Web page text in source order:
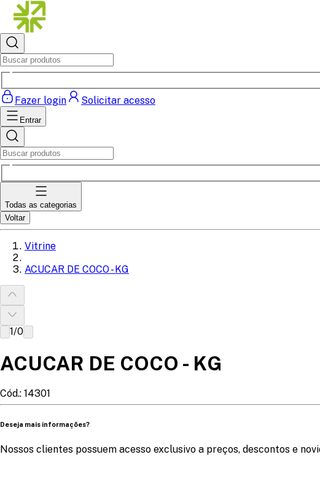
Fazer login Solicitar acesso
Entrar
Todas as categorias
Voltar
Vitrine
ACUCAR DE COCO - KG
1/0
ACUCAR DE COCO - KG
Cód.: 14301
Deseja mais informações?
Nossos clientes possuem acesso exclusivo a preços, descontos e